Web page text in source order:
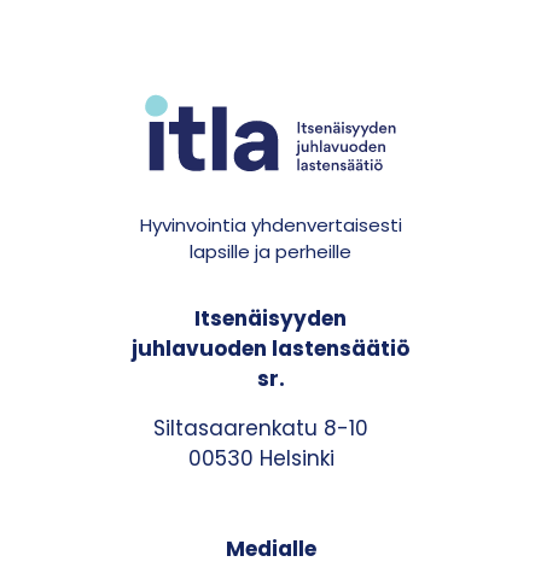
Hyvinvointia yhdenvertaisesti
lapsille ja perheille
Itsenäisyyden
juhlavuoden lastensäätiö
sr.
Siltasaarenkatu 8-10
00530 Helsinki
Medialle